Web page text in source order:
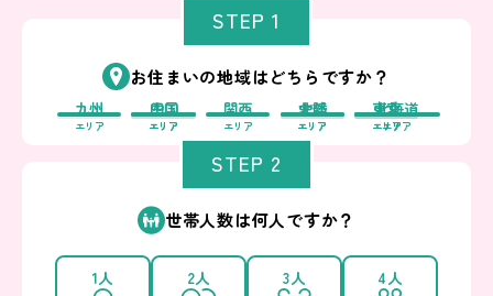
STEP 1
お住まいの地域はどちらですか？
北海道
エリア
東北
エリア
東京
エリア
中部
エリア
北陸
エリア
関西
エリア
中国
エリア
四国
エリア
九州
エリア
STEP 2
世帯人数は何人ですか？
1人 2人 3人 4人